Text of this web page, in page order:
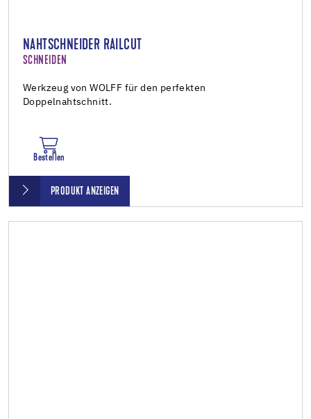
NAHTSCHNEIDER RAILCUT
SCHNEIDEN
Werkzeug von WOLFF für den perfekten
Doppelnahtschnitt.
Bestellen
PRODUKT ANZEIGEN